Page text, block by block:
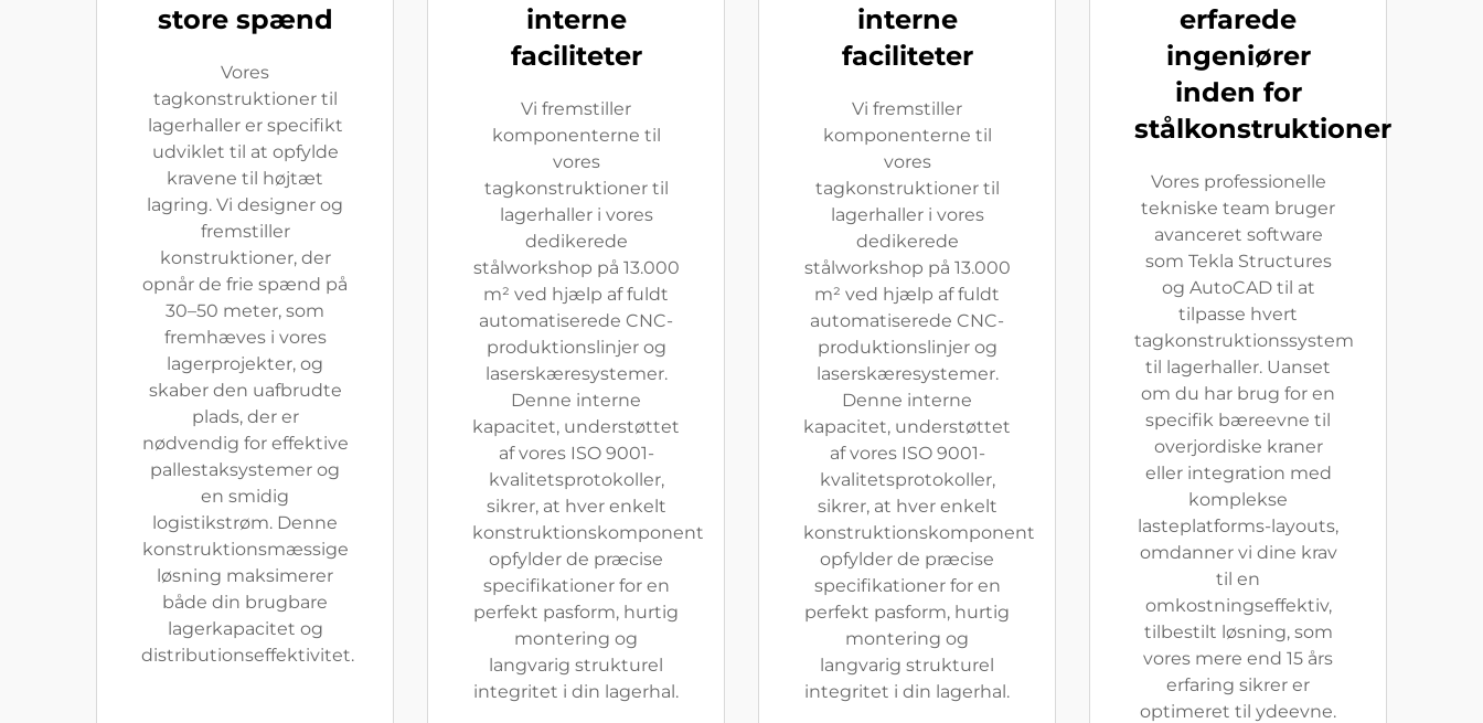
store spænd
Vores
tagkonstruktioner til
lagerhaller er specifikt
udviklet til at opfylde
kravene til højtæt
lagring. Vi designer og
fremstiller
konstruktioner, der
opnår de frie spænd på
30–50 meter, som
fremhæves i vores
lagerprojekter, og
skaber den uafbrudte
plads, der er
nødvendig for effektive
pallestaksystemer og
en smidig
logistikstrøm. Denne
konstruktionsmæssige
løsning maksimerer
både din brugbare
lagerkapacitet og
distributionseffektivitet.
interne
faciliteter
Vi fremstiller
komponenterne til
vores
tagkonstruktioner til
lagerhaller i vores
dedikerede
stålworkshop på 13.000
m² ved hjælp af fuldt
automatiserede CNC-
produktionslinjer og
laserskæresystemer.
Denne interne
kapacitet, understøttet
af vores ISO 9001-
kvalitetsprotokoller,
sikrer, at hver enkelt
konstruktionskomponent
opfylder de præcise
specifikationer for en
perfekt pasform, hurtig
montering og
langvarig strukturel
integritet i din lagerhal.
interne
faciliteter
Vi fremstiller
komponenterne til
vores
tagkonstruktioner til
lagerhaller i vores
dedikerede
stålworkshop på 13.000
m² ved hjælp af fuldt
automatiserede CNC-
produktionslinjer og
laserskæresystemer.
Denne interne
kapacitet, understøttet
af vores ISO 9001-
kvalitetsprotokoller,
sikrer, at hver enkelt
konstruktionskomponent
opfylder de præcise
specifikationer for en
perfekt pasform, hurtig
montering og
langvarig strukturel
integritet i din lagerhal.
erfarede
ingeniører
inden for
stålkonstruktioner
Vores professionelle
tekniske team bruger
avanceret software
som Tekla Structures
og AutoCAD til at
tilpasse hvert
tagkonstruktionssystem
til lagerhaller. Uanset
om du har brug for en
specifik bæreevne til
overjordiske kraner
eller integration med
komplekse
lasteplatforms-layouts,
omdanner vi dine krav
til en
omkostningseffektiv,
tilbestilt løsning, som
vores mere end 15 års
erfaring sikrer er
optimeret til ydeevne.